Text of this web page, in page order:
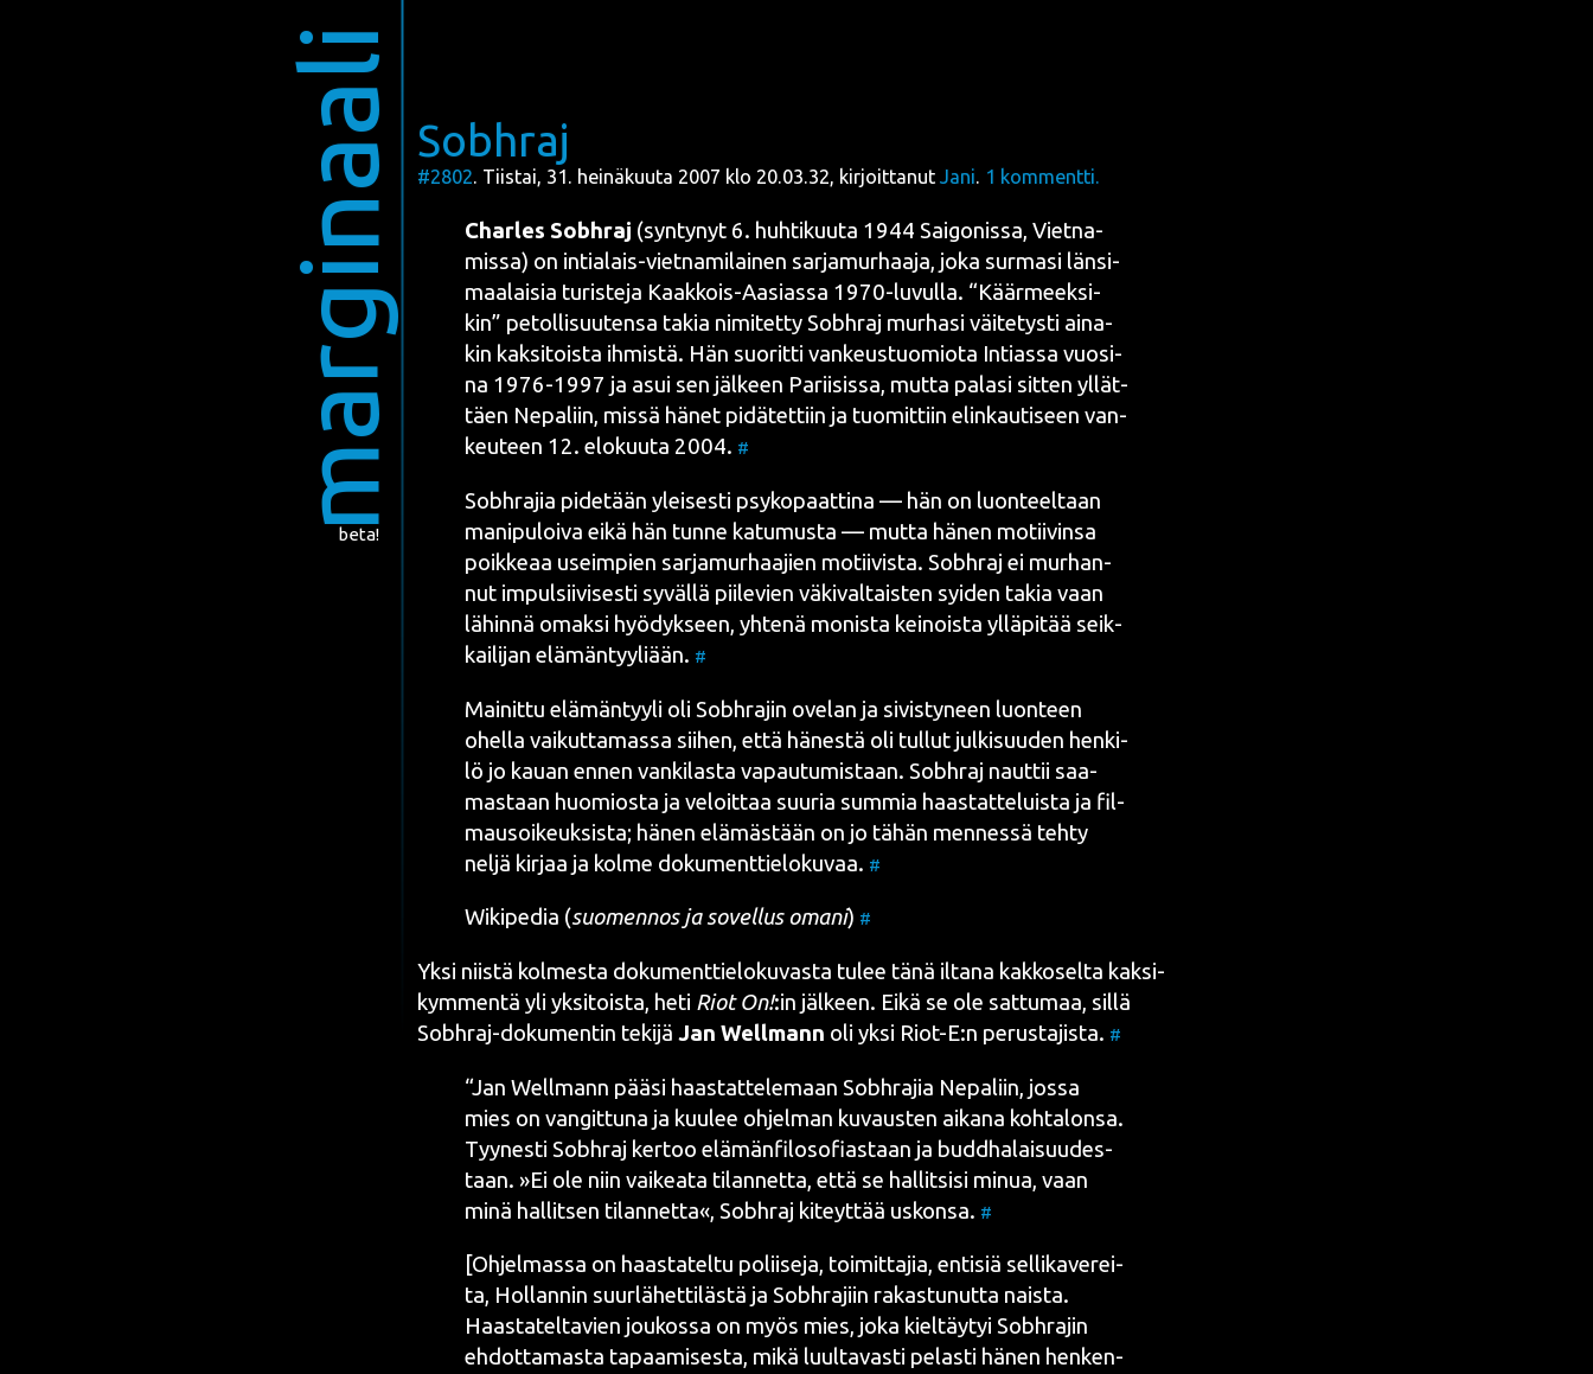
marginaali
beta!
Sobhraj
#2802. Tiistai, 31. heinäkuuta 2007 klo 20.03.32, kirjoittanut Jani. 1 kommentti.
Char­les Sobh­raj (syn­ty­nyt 6. huh­ti­kuu­ta 1944 Sai­go­nis­sa, Viet­na­
mis­sa) on intia­lais-viet­na­mi­lai­nen sar­ja­mur­haa­ja, joka sur­ma­si län­si­
maa­lai­sia turis­te­ja Kaak­kois-Aasias­sa 1970-luvul­la. “Käär­meek­si­
kin” petol­li­suu­ten­sa takia nimi­tet­tySobh­raj mur­ha­si väi­te­tys­ti aina­
kin kak­si­tois­ta ihmis­tä. Hän suo­rit­ti van­keus­tuo­mio­ta Intias­sa vuo­si­
na 1976-1997 ja asui sen jäl­keen Parii­sis­sa, mut­ta pala­si sit­ten yllät­
täen Nepa­liin, mis­sä hänet pidä­tet­tiin ja tuo­mit­tiin elin­kau­ti­seen van­
keu­teen 12. elo­kuu­ta 2004. #
Sobh­ra­jia pide­tään ylei­ses­ti psy­ko­paat­ti­na — hän on luon­teel­taan
mani­pu­loi­va eikä hän tun­ne katu­mus­ta — mut­ta hänen motii­vin­sa
poik­ke­aa useim­pien sar­ja­mur­haa­jien motii­vis­ta. Sobh­raj ei mur­han­
nut impul­sii­vi­ses­ti syväl­lä pii­le­vien väki­val­tais­ten syi­den takia vaan
lähin­nä omak­si hyö­dyk­seen, yhte­nä monis­ta kei­nois­ta yllä­pi­tää seik­
kai­li­jan elä­män­tyy­li­ään. #
Mai­nit­tu elä­män­tyy­li oli Sobh­rajin ove­lan ja sivis­ty­neen luon­teen
ohel­la vai­kut­ta­mas­sa sii­hen, että hänes­tä oli tul­lut jul­ki­suu­den hen­ki­
lö jo kau­an ennen van­ki­las­ta vapau­tu­mis­taan. Sobh­raj naut­tii saa­
mas­taan huo­mios­ta ja veloit­taa suu­ria sum­mia haas­tat­te­luis­ta ja fil­
mausoi­keuk­sis­ta; hänen elä­mäs­tään on jo tähän men­nes­sä teh­ty
nel­jä kir­jaa ja kol­me doku­ment­tie­lo­ku­vaa. #
Wiki­pe­dia (suo­men­nos ja sovel­lus oma­ni) #
Yksi niis­tä kol­mes­ta doku­ment­tie­lo­ku­vas­ta tulee tänä ilta­na kak­ko­sel­ta kak­si­
kym­men­tä yli yksi­tois­ta, heti Riot On!:in jäl­keen. Eikä se ole sat­tu­maa, sil­lä
Sobh­raj-doku­men­tin teki­jä Jan Well­mann oli yksi Riot-E:n perus­ta­jis­ta. #
“Jan Well­mann pää­si haas­tat­te­le­maan Sobh­rajia Nepa­liin, jos­sa
mies on van­git­tu­na ja kuu­lee ohjel­man kuvaus­ten aika­na koh­ta­lon­sa.
Tyy­nes­ti Sobh­raj ker­too elä­män­fi­lo­so­fias­taan ja budd­ha­lai­suu­des­
taan. »Ei ole niin vai­kea­ta tilan­net­ta, että se hal­lit­si­si minua, vaan
minä hal­lit­sen tilan­net­ta«, Sobh­raj kiteyt­tää uskon­sa. #
[Ohjel­mas­sa on haas­ta­tel­tu polii­se­ja, toi­mit­ta­jia, enti­siä sel­li­ka­ve­rei­
ta, Hol­lan­nin suur­lä­het­ti­läs­tä ja Sobh­rajiin rakas­tu­nut­ta nais­ta.
Haas­ta­tel­ta­vien jou­kos­sa on myös mies, joka kiel­täy­tyi Sobh­rajin
ehdot­ta­mas­ta tapaa­mi­ses­ta, mikä luul­ta­vas­ti pelas­ti hänen hen­ken­